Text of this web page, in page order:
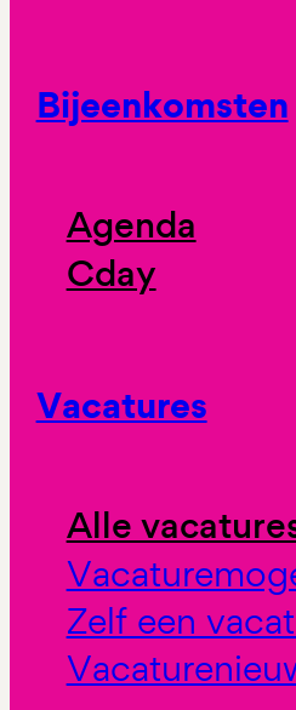
Bijeenkomsten
Agenda
Cday
Vacatures
Alle
Zelf een